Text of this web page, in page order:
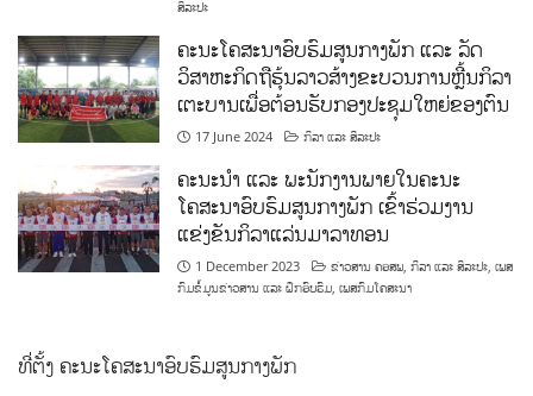
ສິລະປະ
ຄະນະໂຄສະນາອົບຮົມສູນກາງພັກ ແລະ ລັດ
ວິສາຫະກິດຖືຮຸ້ນລາວສ້າງຂະບວນການຫຼີ້ນກິລາ
ເຕະບານເພື່ອຕ້ອນຮັບກອງປະຊຸມໃຫຍ່ຂອງຕົນ
17 June 2024 ກິລາ ແລະ ສິລະປະ
ຄະນະນຳ ແລະ ພະນັກງານພາຍໃນຄະນະ
ໂຄສະນາອົບຮົມສູນກາງພັກ ເຂົ້າຮ່ວມງານ
ແຂ່ງຂັນກິລາແລ່ນມາລາທອນ
1 December 2023 ຂ່າວສານ ຄອສພ,ກິລາ ແລະ ສິລະປະ,ເພສ
ກົມຂໍ້ມູນຂ່າວສານ ແລະ ຝຶກອົບຮົມ,ເພສກົມໂຄສະນາ
ທີ່ຕັ້ງ ຄະນະໂຄສະນາອົບຮົມສູນກາງພັກ